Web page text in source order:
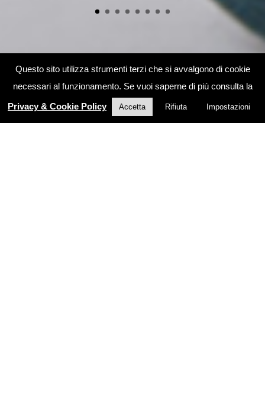
Questo sito utilizza strumenti terzi che si avvalgono di cookie
necessari al funzionamento. Se vuoi saperne di più consulta la
Privacy & Cookie Policy
Accetta Rifiuta Impostazioni